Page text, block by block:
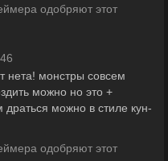
одобряют этот
нета! монстры совсем
можно но это +
можно в стиле кун-
одобряют этот